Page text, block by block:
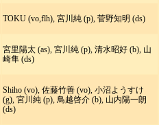
TOKU (vo,flh), 宮川純 (p), 菅野知明 (ds)
宮里陽太 (as), 宮川純 (p), 清水昭好 (b), 山
崎隼 (ds)
Shiho (vo), 佐藤竹善 (vo), 小沼ようすけ
(g), 宮川純 (p), 鳥越啓介 (b), 山内陽一朗
(ds)